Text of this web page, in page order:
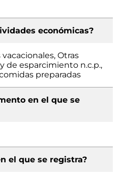
económicas?
Otras
de esparcimiento n.c.p.,
preparadas
en el que se
el que se registra?